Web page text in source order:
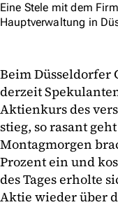
Eine Stele mit dem
Hauptverwaltung in
Beim Düsseldorfer
derzeit
Aktienkurs des
stieg, so rasant
Montagmorgen
Prozent ein und
des Tages erholte
Aktie wieder über